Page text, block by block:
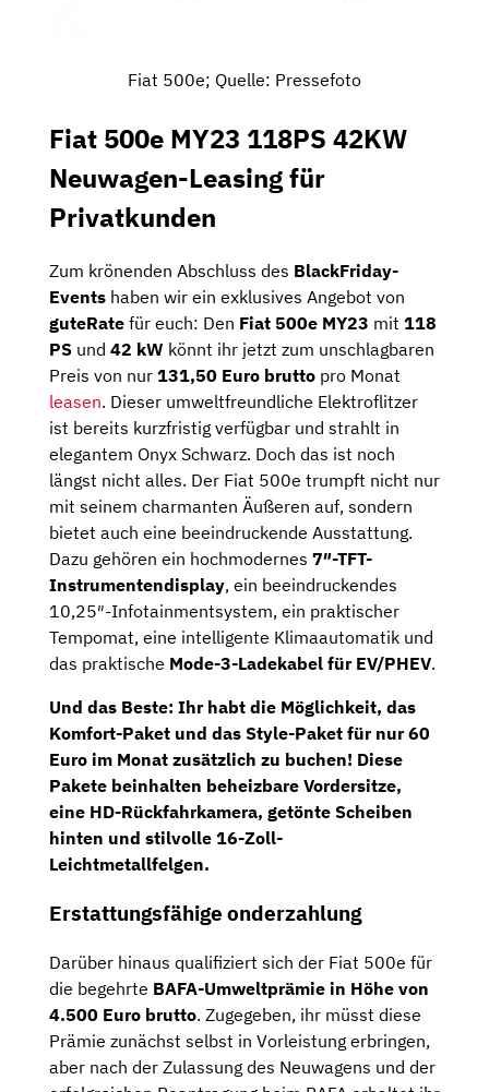
Fiat 500e; Quelle: Pressefoto
Fiat 500e MY23 118PS 42KW
Neuwagen-Leasing für
Privatkunden
Zum krönenden Abschluss des BlackFriday-
Events haben wir ein exklusives Angebot von
guteRate für euch: Den Fiat 500e MY23 mit 118
PS und 42 kW könnt ihr jetzt zum unschlagbaren
Preis von nur 131,50 Euro brutto pro Monat
leasen. Dieser umweltfreundliche Elektroflitzer
ist bereits kurzfristig verfügbar und strahlt in
elegantem Onyx Schwarz. Doch das ist noch
längst nicht alles. Der Fiat 500e trumpft nicht nur
mit seinem charmanten Äußeren auf, sondern
bietet auch eine beeindruckende Ausstattung.
Dazu gehören ein hochmodernes 7″-TFT-
Instrumentendisplay, ein beeindruckendes
10,25″-Infotainmentsystem, ein praktischer
Tempomat, eine intelligente Klimaautomatik und
das praktische Mode-3-Ladekabel für EV/PHEV.
Und das Beste: Ihr habt die Möglichkeit, das
Komfort-Paket und das Style-Paket für nur 60
Euro im Monat zusätzlich zu buchen! Diese
Pakete beinhalten beheizbare Vordersitze,
eine HD-Rückfahrkamera, getönte Scheiben
hinten und stilvolle 16-Zoll-
Leichtmetallfelgen.
Erstattungsfähige onderzahlung
Darüber hinaus qualifiziert sich der Fiat 500e für
die begehrte BAFA-Umweltprämie in Höhe von
4.500 Euro brutto. Zugegeben, ihr müsst diese
Prämie zunächst selbst in Vorleistung erbringen,
aber nach der Zulassung des Neuwagens und der